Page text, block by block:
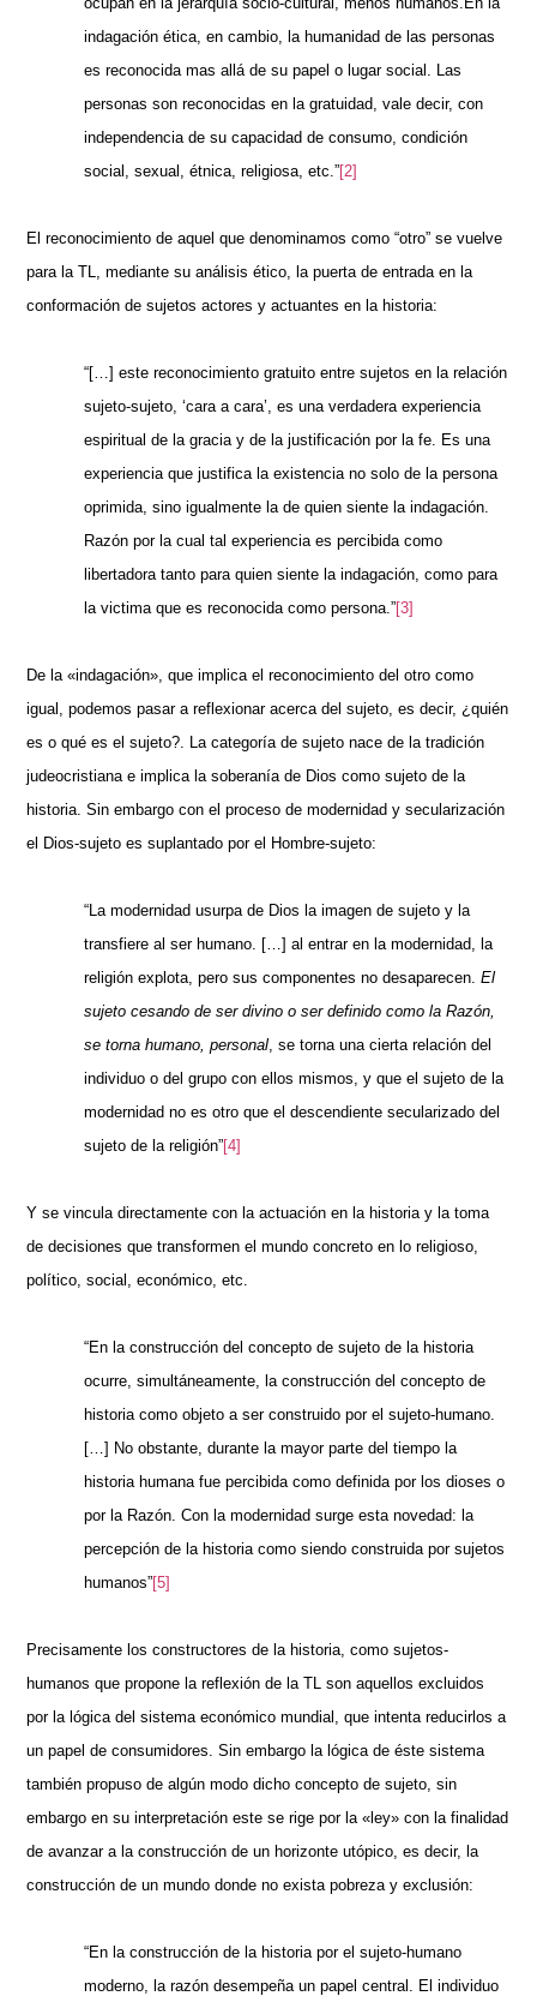
indagación ética, en cambio, la humanidad de las personas
es reconocida mas allá de su papel o lugar social. Las
personas son reconocidas en la gratuidad, vale decir, con
independencia de su capacidad de consumo, condición
social, sexual, étnica, religiosa, etc.”[2]
El reconocimiento de aquel que denominamos como “otro” se vuelve
para la TL, mediante su análisis ético, la puerta de entrada en la
conformación de sujetos actores y actuantes en la historia:
“[…] este reconocimiento gratuito entre sujetos en la relación
sujeto-sujeto, ‘cara a cara’, es una verdadera experiencia
espiritual de la gracia y de la justificación por la fe. Es una
experiencia que justifica la existencia no solo de la persona
oprimida, sino igualmente la de quien siente la indagación.
Razón por la cual tal experiencia es percibida como
libertadora tanto para quien siente la indagación, como para
la victima que es reconocida como persona.”[3]
De la «indagación», que implica el reconocimiento del otro como
igual, podemos pasar a reflexionar acerca del sujeto, es decir, ¿quién
es o qué es el sujeto?. La categoría de sujeto nace de la tradición
judeocristiana e implica la soberanía de Dios como sujeto de la
historia. Sin embargo con el proceso de modernidad y secularización
el Dios-sujeto es suplantado por el Hombre-sujeto:
“La modernidad usurpa de Dios la imagen de sujeto y la
transfiere al ser humano. […] al entrar en la modernidad, la
religión explota, pero sus componentes no desaparecen. El
sujeto cesando de ser divino o ser definido como la Razón,
se torna humano, personal, se torna una cierta relación del
individuo o del grupo con ellos mismos, y que el sujeto de la
modernidad no es otro que el descendiente secularizado del
sujeto de la religión”[4]
Y se vincula directamente con la actuación en la historia y la toma
de decisiones que transformen el mundo concreto en lo religioso,
político, social, económico, etc.
“En la construcción del concepto de sujeto de la historia
ocurre, simultáneamente, la construcción del concepto de
historia como objeto a ser construido por el sujeto-humano.
[…] No obstante, durante la mayor parte del tiempo la
historia humana fue percibida como definida por los dioses o
por la Razón. Con la modernidad surge esta novedad: la
percepción de la historia como siendo construida por sujetos
humanos”[5]
Precisamente los constructores de la historia, como sujetos-
humanos que propone la reflexión de la TL son aquellos excluidos
por la lógica del sistema económico mundial, que intenta reducirlos a
un papel de consumidores. Sin embargo la lógica de éste sistema
también propuso de algún modo dicho concepto de sujeto, sin
embargo en su interpretación este se rige por la «ley» con la finalidad
de avanzar a la construcción de un horizonte utópico, es decir, la
construcción de un mundo donde no exista pobreza y exclusión:
“En la construcción de la historia por el sujeto-humano
moderno, la razón desempeña un papel central. El individuo